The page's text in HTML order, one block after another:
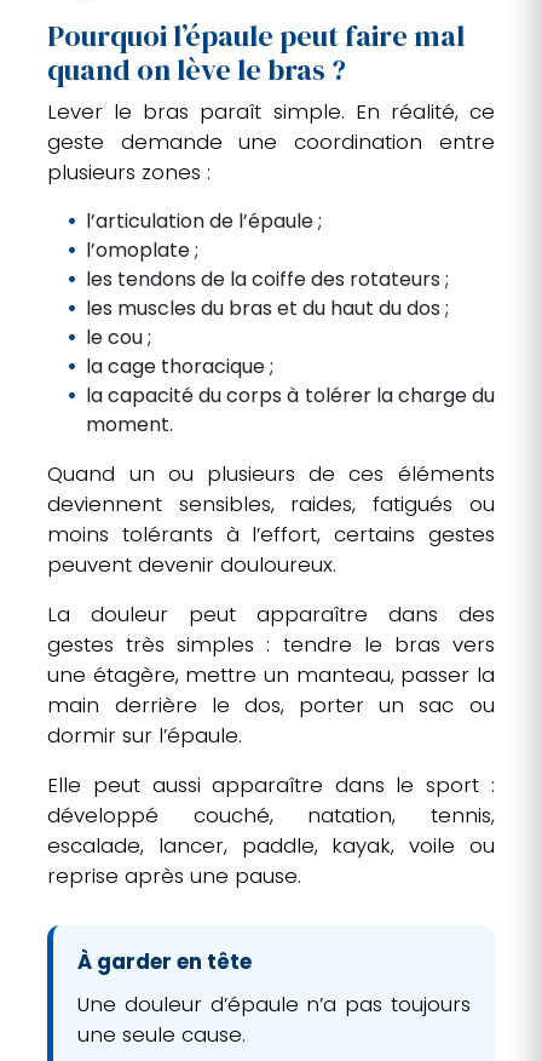
Pourquoi l’épaule peut faire mal
quand on lève le bras ?
Lever le bras paraît simple. En réalité, ce
geste demande une coordination entre
plusieurs zones :
l’articulation de l’épaule ;
l’omoplate ;
les tendons de la coiffe des rotateurs ;
les muscles du bras et du haut du dos ;
le cou ;
la cage thoracique ;
la capacité du corps à tolérer la charge du
moment.
Quand un ou plusieurs de ces éléments
deviennent sensibles, raides, fatigués ou
moins tolérants à l’effort, certains gestes
peuvent devenir douloureux.
La douleur peut apparaître dans des
gestes très simples : tendre le bras vers
une étagère, mettre un manteau, passer la
main derrière le dos, porter un sac ou
dormir sur l’épaule.
Elle peut aussi apparaître dans le sport :
développé couché, natation, tennis,
escalade, lancer, paddle, kayak, voile ou
reprise après une pause.
À garder en tête
Une douleur d’épaule n’a pas toujours
une seule cause.